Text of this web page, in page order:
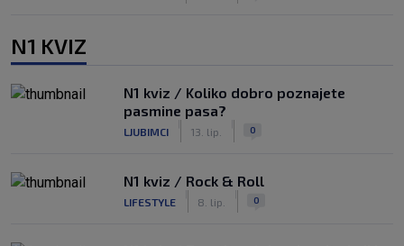
N1 KVIZ
N1 kviz / Koliko dobro poznajete
pasmine pasa?
LJUBIMCI 13. lip. 0
N1 kviz / Rock & Roll
LIFESTYLE 8. lip. 0